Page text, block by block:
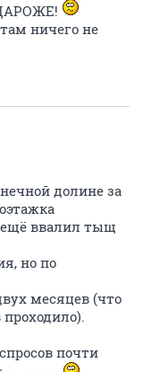
ничего не
долине за
ещё ввалил тыщ
но по
месяцев (что
почти